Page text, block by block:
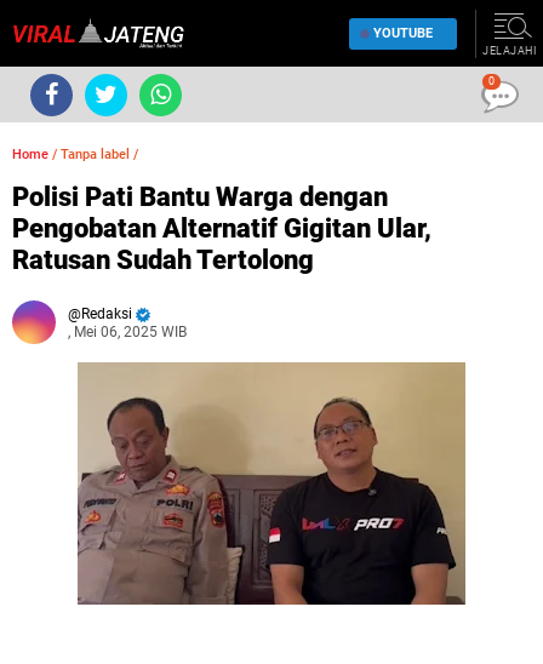
YOUTUBE
JELAJAHI
Home / Tanpa label /
Polisi Pati Bantu Warga dengan
Pengobatan Alternatif Gigitan Ular,
Ratusan Sudah Tertolong
Redaksi
, Mei 06, 2025 WIB
0